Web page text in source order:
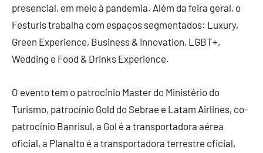
presencial, em meio à pandemia. Além da feira geral, o
Festuristrabalha com espaços segmentados: Luxury,
Green Experience, Business & Innovation, LGBT+,
Wedding e Food & Drinks Experience.
O evento tem o patrocínio Master do Ministério do
Turismo, patrocínio Gold do Sebrae e Latam Airlines, co-
patrocínio Banrisul, a Gol é a transportadora aérea
oficial, a Planalto é a transportadora terrestre oficial,